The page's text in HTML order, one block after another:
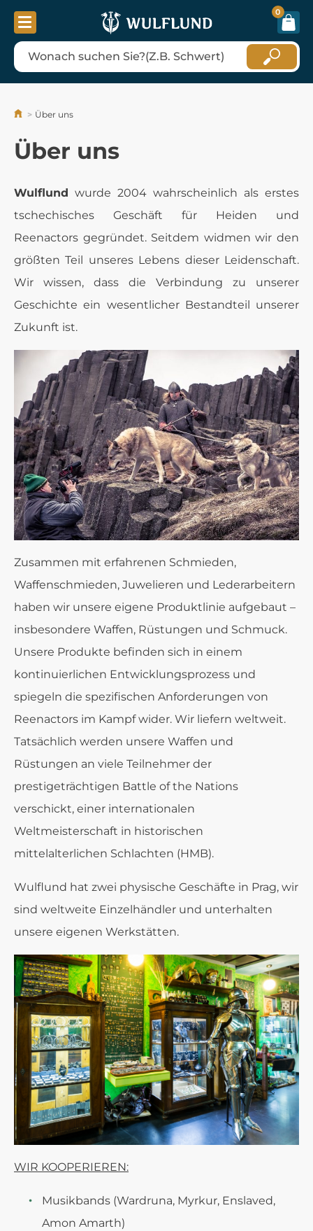
0
Über uns
Über uns
Wulflund wurde 2004 wahrscheinlich als erstes
tschechisches Geschäft für Heiden und
Reenactors gegründet. Seitdem widmen wir den
größten Teil unseres Lebens dieser Leidenschaft.
Wir wissen, dass die Verbindung zu unserer
Geschichte ein wesentlicher Bestandteil unserer
Zukunft ist.
Zusammen mit erfahrenen Schmieden,
Waffenschmieden, Juwelieren und Lederarbeitern
haben wir unsere eigene Produktlinie aufgebaut –
insbesondere Waffen, Rüstungen und Schmuck.
Unsere Produkte befinden sich in einem
kontinuierlichen Entwicklungsprozess und
spiegeln die spezifischen Anforderungen von
Reenactors im Kampf wider. Wir liefern weltweit.
Tatsächlich werden unsere Waffen und
Rüstungen an viele Teilnehmer der
prestigeträchtigen Battle of the Nations
verschickt, einer internationalen
Weltmeisterschaft in historischen
mittelalterlichen Schlachten (HMB).
Wulflund hat zwei physische Geschäfte in Prag, wir
sind weltweite Einzelhändler und unterhalten
unsere eigenen Werkstätten.
WIR KOOPERIEREN:
Musikbands (Wardruna, Myrkur, Enslaved,
Amon Amarth)